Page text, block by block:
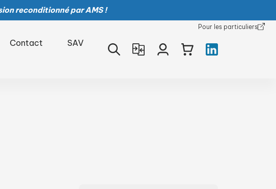
reconditionné par AMS !
Pour les particuliers
Contact SAV